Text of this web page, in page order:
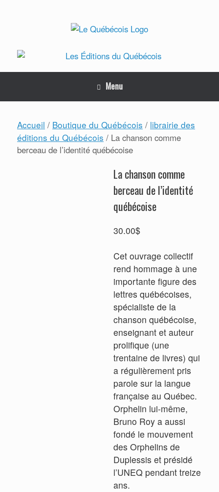
Menu
Accueil / Boutique du Québécois / librairie des
éditions du Québécois / La chanson comme
berceau de l’identité québécoise
La chanson comme
berceau de l’identité
québécoise
30.00$
Cet ouvrage collectif
rend hommage à une
importante figure des
lettres québécoises,
spécialiste de la
chanson québécoise,
enseignant et auteur
prolifique (une
trentaine de livres) qui
a régulièrement pris
parole sur la langue
française au Québec.
Orphelin lui-même,
Bruno Roy a aussi
fondé le mouvement
des Orphelins de
Duplessis et présidé
l’UNEQ pendant treize
ans.